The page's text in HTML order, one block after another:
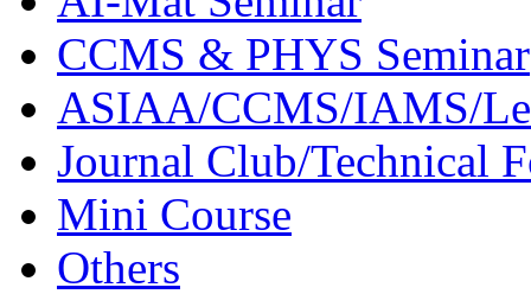
CCMS & PHYS Seminar
ASIAA/CCMS/IAMS/
Journal Club/Technical
Mini Course
Others